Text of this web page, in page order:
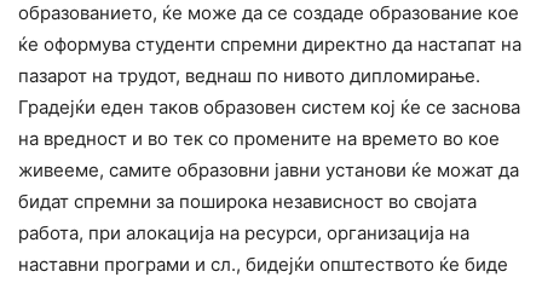
образованието, ќе може да се создаде образование кое
ќе оформува студенти спремни директно да настапат на
пазарот на трудот, веднаш по нивото дипломирање.
Градејќи еден таков образовен систем кој ќе се заснова
на вредност и во тек со промените на времето во кое
живееме, самите образовни јавни установи ќе можат да
бидат спремни за поширока независност во својата
работа, при алокација на ресурси, организација на
наставни програми и сл., бидејќи општеството ќе биде